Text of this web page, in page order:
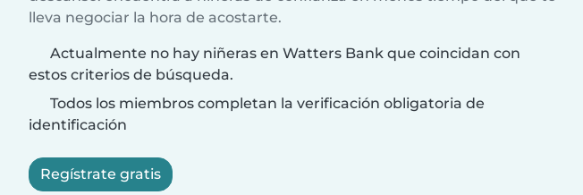
lleva negociar la hora de acostarte.
Actualmente no hay niñeras en Watters Bank que coincidan con
estos criterios de búsqueda.
Todos los miembros completan la verificación obligatoria de
identificación
Regístrate gratis